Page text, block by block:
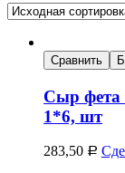
Сравнить
Сыр фета
1*6, шт
283,50 Р